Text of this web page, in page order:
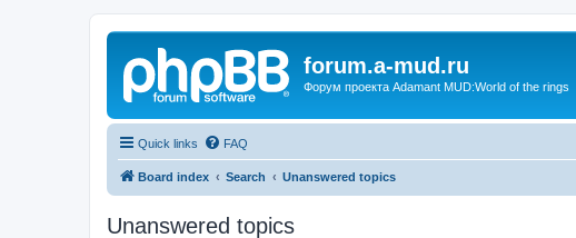
forum.a-mud.ru
Форум проекта Adamant MUD:World of the rings
Quick links FAQ
Board index Search Unanswered topics
Unanswered topics